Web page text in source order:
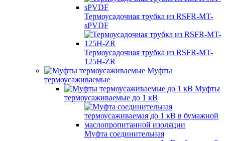
Термоусадочная трубка из RSFR-MT-
sPVDF
Термоусадочная трубка из RSFR-MT-
125H-ZR
Муфты
термоусаживаемые
Муфты
термоусаживаемые до 1 кВ
Муфта соединительная